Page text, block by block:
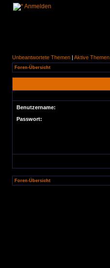
Anmelden
Unbeantwortete Themen | Aktive Themen
Foren-Übersicht
Benutzername:
Passwort:
Foren-Übersicht